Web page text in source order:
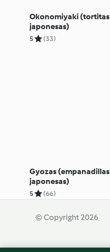
Okonomiyaki (tortitas
japonesas)
5 (33)
Gyozas (empanadillas
japonesas)
5 (66)
© Copyright 2026